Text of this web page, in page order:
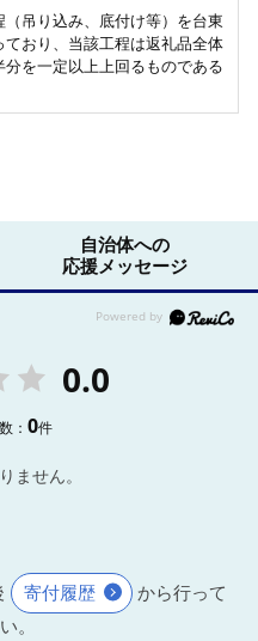
（吊り込み、底付け等）を台東
ており、当該工程は返礼品全体
分を一定以上上回るものである
自治体への
応援メッセージ
0.0
：0件
ません。
寄付履歴
から行って
。